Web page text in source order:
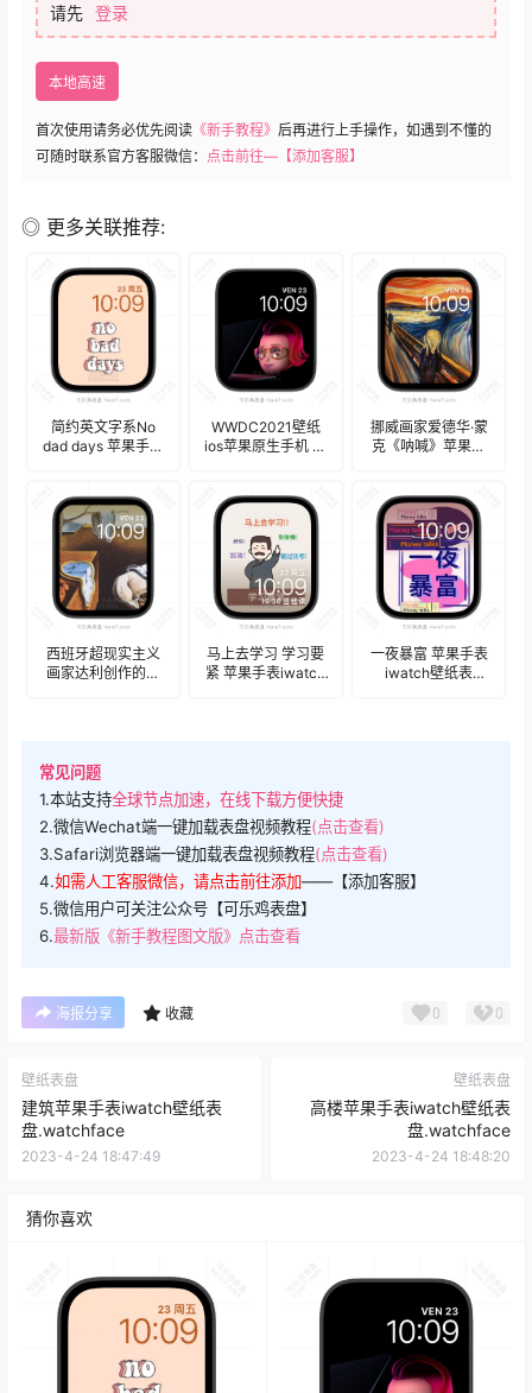
请先 登录
本地高速
首次使用请务必优先阅读 《新手教程》 后再进行上手操作，如遇到不懂的
可随时联系官方客服微信： 点击前往—【添加客服】
◎ 更多关联推荐:
简约英文字系No
dad days 苹果手表
WWDC2021壁纸
ios苹果原生手机 苹
挪威画家爱德华·蒙
克《呐喊》苹果手
西班牙超现实主义
画家达利创作的布
马上去学习 学习要
紧 苹果手表iwatch
一夜暴富 苹果手表
iwatch壁纸表
常见问题
1.本站支持全球节点加速，在线下载方便快捷
2.微信Wechat端一键加载表盘视频教程(点击查看)
3.Safari浏览器端一键加载表盘视频教程(点击查看)
4.如需人工客服微信，请点击前往添加——【添加客服】
5.微信用户可关注公众号【可乐鸡表盘】
6.最新版《新手教程图文版》点击查看
海报分享 收藏 0 0
壁纸表盘
建筑苹果手表iwatch壁纸表
盘.watchface
2023-4-24 18:47:49
壁纸表盘
高楼苹果手表iwatch壁纸表
盘.watchface
2023-4-24 18:48:20
猜你喜欢